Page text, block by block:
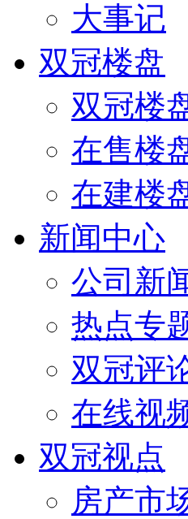
大事记
双冠楼盘
双冠楼
在售楼
在建楼
新闻中心
公司新
热点专
双冠评
在线视
双冠视点
房产市